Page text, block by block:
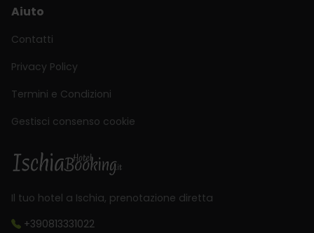
Il tuo hotel a Ischia, prenotazione diretta
+390813331022
Aiuto
Contatti
Privacy Policy
Termini e Condizioni
Gestisci consenso cookie